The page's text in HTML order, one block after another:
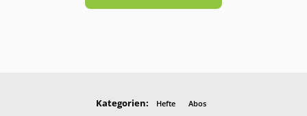
Kategorien: Hefte Abos